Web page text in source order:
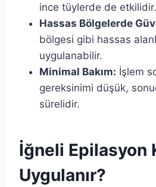
ince tüylerde de etkilidir.
Hassas Bölgelerde
bölgesi gibi hassas
uygulanabilir.
Minimal Bakım: İşlem
gereksinimi düşük,
sürelidir.
İğneli Epilasyon
Uygulanır?